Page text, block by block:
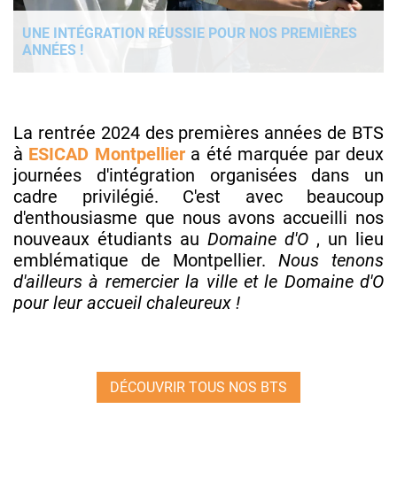
UNE INTÉGRATION RÉUSSIE POUR NOS PREMIÈRES
ANNÉES !
La rentrée 2024 des premières années de BTS
à ESICAD Montpelliera été marquée par deux
journées d'intégration organisées dans un
cadre privilégié. C'est avec beaucoup
d'enthousiasme que nous avons accueilli nos
nouveaux étudiants au Domaine d'O , un lieu
emblématique de Montpellier. Nous tenons
d'ailleurs à remercier la ville et le Domaine d'O
pour leur accueil chaleureux !
DÉCOUVRIR TOUS NOS BTS